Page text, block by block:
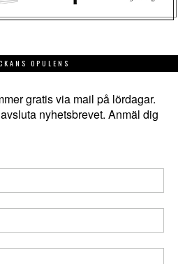
OPULENS
gratis via mail på lördagar.
nyhetsbrevet. Anmäl dig